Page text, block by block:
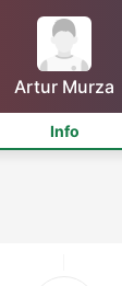
Artur Murza
Info